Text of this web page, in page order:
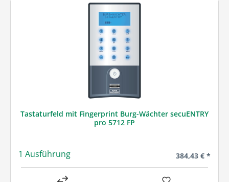
Tastaturfeld mit Fingerprint Burg-Wächter secuENTRY
pro 5712 FP
1 Ausführung Regulärer
384,43 € *